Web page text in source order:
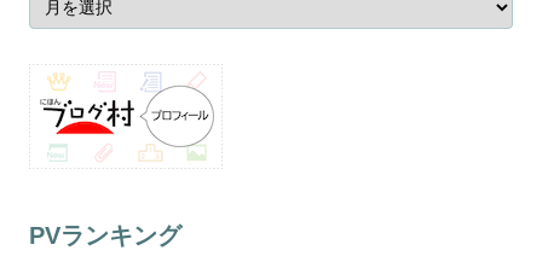
PVランキング